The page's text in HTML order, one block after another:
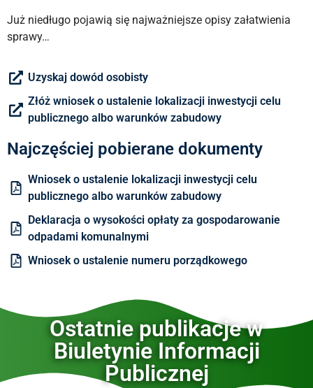
Już niedługo pojawią się najważniejsze opisy załatwienia
sprawy…
Uzyskaj dowód osobisty
Złóż wniosek o ustalenie lokalizacji inwestycji celu
publicznego albo warunków zabudowy
Najczęściej pobierane dokumenty
Wniosek o ustalenie lokalizacji inwestycji celu
publicznego albo warunków zabudowy
Deklaracja o wysokości opłaty za gospodarowanie
odpadami komunalnymi
Wniosek o ustalenie numeru porządkowego
Ostatnie publikacje w
Biuletynie Informacji
Publicznej